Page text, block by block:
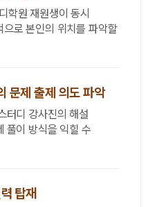
학원 재원생이 동시
로 본인의 위치를 파악할
문제 출제 의도 파악
터디 강사진의 해설
풀이 방식을 익힐 수
탑재